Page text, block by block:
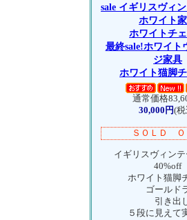
sale イギリスヴィ
ホワイト
ホワイトチ
最終sale!ホワイト
ジ家具
ホワイト猫脚
通常価格
30,000円(
ＳＯＬＤ Ｏ
イギリスヴィン
40%off
ホワイト猫脚
ゴールド
引き出し
５段に見えて